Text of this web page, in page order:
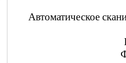
Автоматическое